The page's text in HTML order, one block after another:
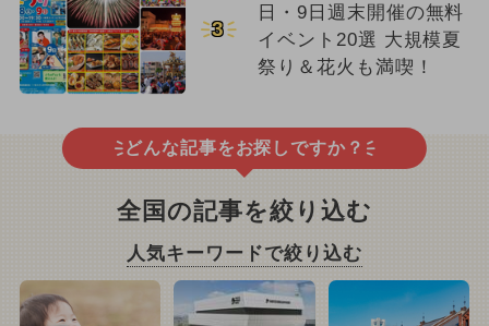
3
日・9日週末開催の無料
イベント20選 大規模夏
祭り＆花火も満喫！
どんな記事をお探しですか？
全国の記事を絞り込む
人気キーワードで絞り込む